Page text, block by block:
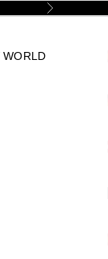
Siguiente
WORLD